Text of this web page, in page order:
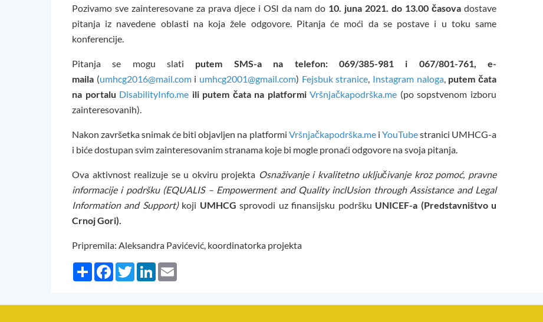
Pozivamo sve zainteresovane za prava djece i OSI da nam do 10. juna 2021. do 13.00 časova dostave
pitanja iz navedene oblasti na koja žele odgovore. Pitanja će moći da se postave i u toku same
konferencije.
Pitanja se mogu slati putem SMS-a na telefon: 069/385-981 i 067/801-761, e-
maila (umhcg2016@mail.comi umhcg2001@gmail.com) Fejsbuk stranice, Instagram naloga, putem čata
na portalu DisabilityInfo.me ili putem čata na platformiVršnjačkapodrška.me (po sopstvenom izboru
zainteresovanih).
Nakon završetka snimak će biti objavljen na platformi Vršnjačkapodrška.mei YouTubestranici UMHCG-a
i biće dostupan svim zainteresovanim stranama koje bi mogle pronaći odgovore na svoja pitanja.
Ova aktivnost realizuje se u okviru projekta Osnaživanje i kvalitetno uključivanje kroz pomoć, pravne
informacije i podršku (EQUALIS – Empowerment and Quality inclUsion through Assistance and Legal
Information and Support)koji UMHCG sprovodi uz finansijsku podršku UNICEF-a (Predstavništvo u
Crnoj Gori).
Pripremila: Aleksandra Pavićević, koordinatorka projekta
Share FacebookTwitterLinkedIn